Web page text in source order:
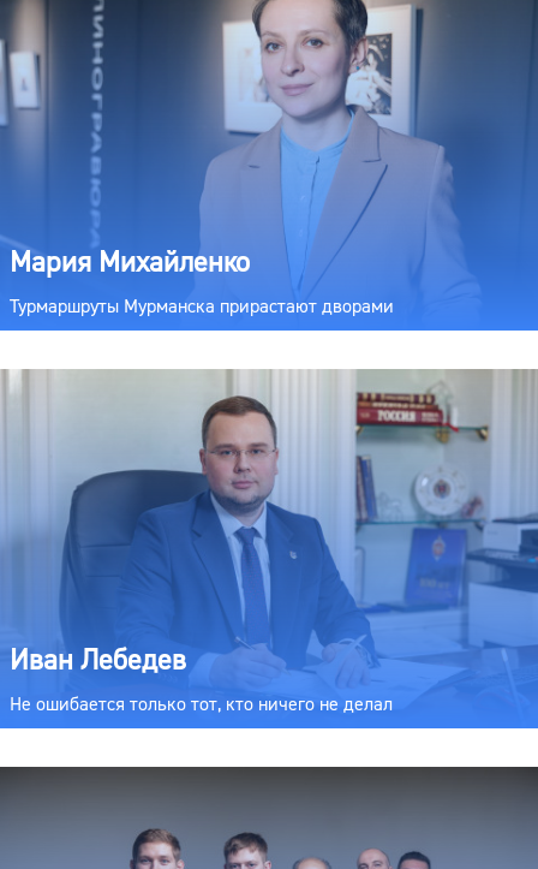
Мария Михайленко
Турмаршруты Мурманска прирастают дворами
Иван Лебедев
Не ошибается только тот, кто ничего не делал